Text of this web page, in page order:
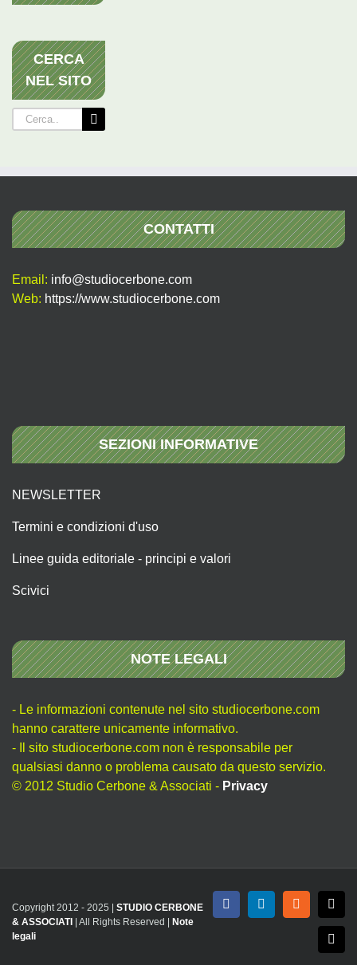
CERCA
NEL SITO
Cerca
per:
CONTATTI
Email: info@studiocerbone.com
Web: https://www.studiocerbone.com
SEZIONI INFORMATIVE
NEWSLETTER
Termini e condizioni d'uso
Linee guida editoriale - principi e valori
Scivici
NOTE LEGALI
- Le informazioni contenute nel sito studiocerbone.com
hanno carattere unicamente informativo.
- Il sito studiocerbone.com non è responsabile per
qualsiasi danno o problema causato da questo servizio.
© 2012 Studio Cerbone & Associati - Privacy
Copyright 2012 - 2025 | STUDIO CERBONE
& ASSOCIATI
| All Rights Reserved |
Note
legali
FacebookLinkedInRss X